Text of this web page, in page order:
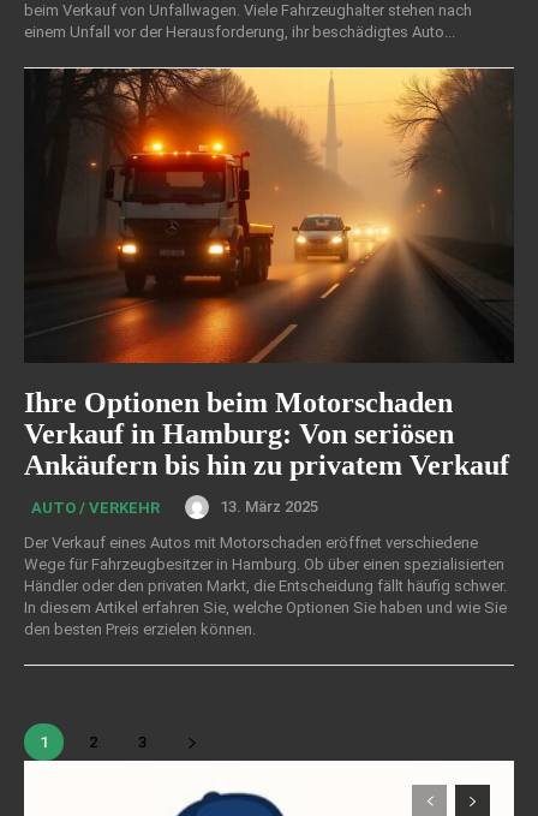
beim Verkauf von Unfallwagen. Viele Fahrzeughalter stehen nach
einem Unfall vor der Herausforderung, ihr beschädigtes Auto...
Ihre Optionen beim Motorschaden
Verkauf in Hamburg: Von seriösen
Ankäufern bis hin zu privatem Verkauf
AUTO / VERKEHR
13. März 2025
Der Verkauf eines Autos mit Motorschaden eröffnet verschiedene
Wege für Fahrzeugbesitzer in Hamburg. Ob über einen spezialisierten
Händler oder den privaten Markt, die Entscheidung fällt häufig schwer.
In diesem Artikel erfahren Sie, welche Optionen Sie haben und wie Sie
den besten Preis erzielen können.
1 2 3